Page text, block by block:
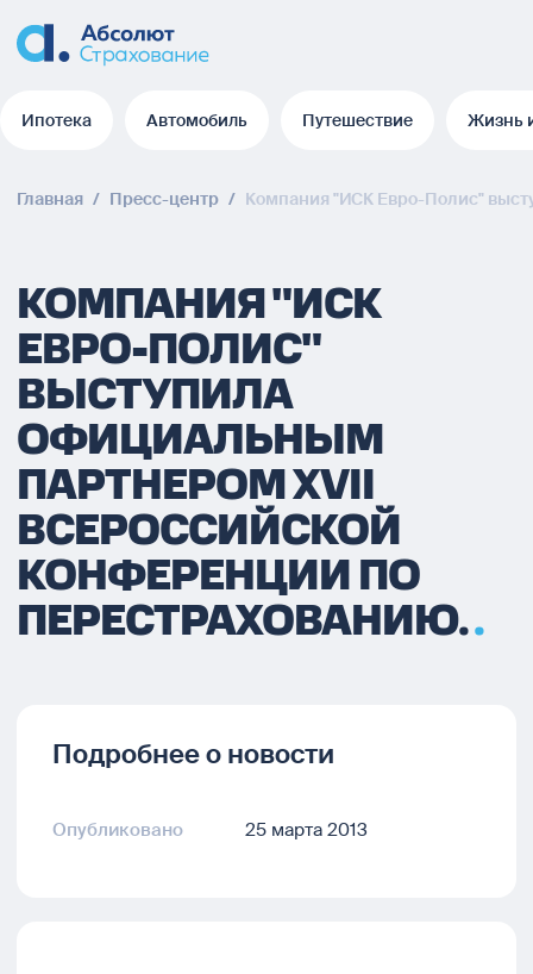
Ипотека Автомобиль Путешествие Жизнь
Главная / Пресс-центр / Компания "ИСК Евро-Полис"
КОМПАНИЯ "ИСК
ЕВРО-ПОЛИС"
ВЫСТУПИЛА
ОФИЦИАЛЬНЫМ
ПАРТНЕРОМ XVII
ВСЕРОССИЙСКОЙ
КОНФЕРЕНЦИИ ПО
ПЕРЕСТРАХОВАНИЮ.
Подробнее о новости
Опубликовано 25 марта 2013